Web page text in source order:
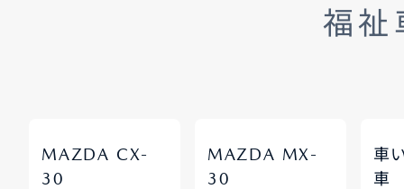
福祉
MAZDA CX-
30
MAZDA MX-
30
車
車